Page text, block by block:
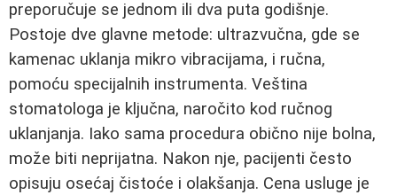
preporučuje se jednom ili dva puta godišnje.
Postoje dve glavne metode: ultrazvučna, gde se
kamenac uklanja mikro vibracijama, i ručna,
pomoću specijalnih instrumenta. Veština
stomatologa je ključna, naročito kod ručnog
uklanjanja. Iako sama procedura obično nije bolna,
može biti neprijatna. Nakon nje, pacijenti često
opisuju osećaj čistoće i olakšanja. Cena usluge je